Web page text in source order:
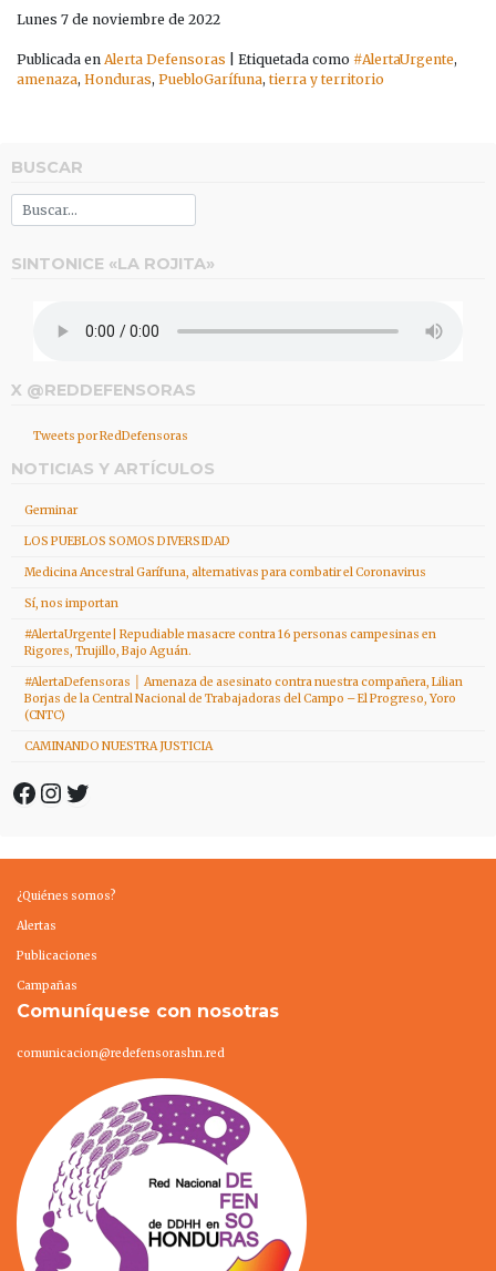
Lunes 7 de noviembre de 2022
Publicada en Alerta Defensoras Etiquetada como #AlertaUrgente,
amenaza, Honduras, PuebloGarífuna, tierra y territorio
BUSCAR
SINTONICE «LA ROJITA»
X @REDDEFENSORAS
Tweets por RedDefensoras
NOTICIAS Y ARTÍCULOS
Germinar
LOS PUEBLOS SOMOS DIVERSIDAD
Medicina Ancestral Garífuna, alternativas para combatir el Coronavirus
Sí, nos importan
#AlertaUrgente| Repudiable masacre contra 16 personas campesinas en
Rigores, Trujillo, Bajo Aguán.
#AlertaDefensoras │ Amenaza de asesinato contra nuestra compañera, Lilian
Borjas de la Central Nacional de Trabajadoras del Campo – El Progreso, Yoro
(CNTC)
CAMINANDO NUESTRA JUSTICIA
Facebook
Instagram
Twitter
¿Quiénes somos?
Alertas
Publicaciones
Campañas
Comuníquese con nosotras
comunicacion@redefensorashn.red